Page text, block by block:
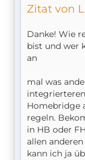
Zitat von
Danke! Wie
bist und wer
an
mal was
Homebridge
regeln.
in HB oder
allen
kann ich ja